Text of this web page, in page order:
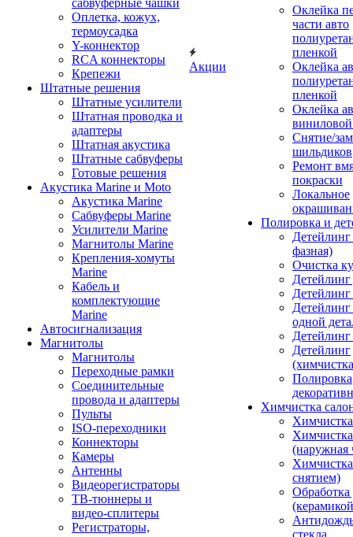
сабвуферные чашки
Оплетка, кожух,
термоусадка
Y-коннектор
RCA коннекторы
Крепежи
Штатные решения
Штатные усилители
Штатная проводка и
адаптеры
Штатная акустика
Штатные сабвуферы
Готовые решения
Акустика Marine и Moto
Акустика Marine
Сабвуферы Marine
Усилители Marine
Магнитолы Marine
Крепления-хомуты
Marine
Кабель и
комплектующие
Marine
Автосигнализация
Магнитолы
Магнитолы
Переходные рамки
Соединительные
провода и адаптеры
Пульты
ISO-переходники
Коннекторы
Камеры
Антенны
Видеорегистраторы
ТВ-тюннеры и
видео-сплитеры
Регистраторы,
Акции
Оклейка
части авто
пленкой
Оклейка
пленкой
Оклейка
Снятие/
шильдиков
Ремонт
покраски
Локальное
Полировка и
фазная)
Очистка
Детейлинг
одной
Детейлинг
Полировка
Химчистка
(наружная
снятием)
Обработка
стекла